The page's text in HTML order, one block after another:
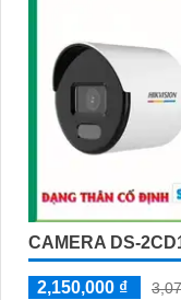
CAMERA DS-
2,150,000 ₫